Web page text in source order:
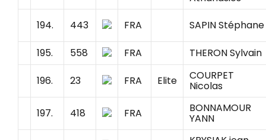
194.
443 FRA SAPIN Stéphane
195. 558 FRA THERON Sylvain
196. 23 FRA Elite COURPET
Nicolas
197.
418 FRA BONNAMOUR
YANN